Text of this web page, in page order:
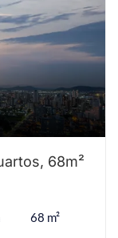
68m²
68 m²